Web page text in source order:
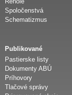
Spoločenstvá
Schematizmus
Publikované
Pastierske listy
Dokumenty ABÚ
Príhovory
Tlačové správy